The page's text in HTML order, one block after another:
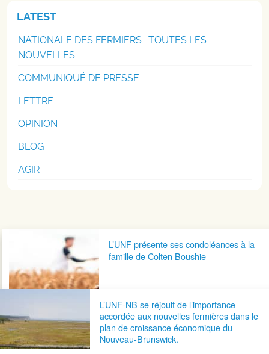
LATEST
NATIONALE DES FERMIERS : TOUTES LES
NOUVELLES
COMMUNIQUÉ DE PRESSE
LETTRE
OPINION
BLOG
AGIR
Navigation postaleL’UNF présente ses condoléances à la
famille de Colten Boushie
L’UNF-NB se réjouit de l’importance
accordée aux nouvelles fermières dans le
plan de croissance économique du
Nouveau-Brunswick.